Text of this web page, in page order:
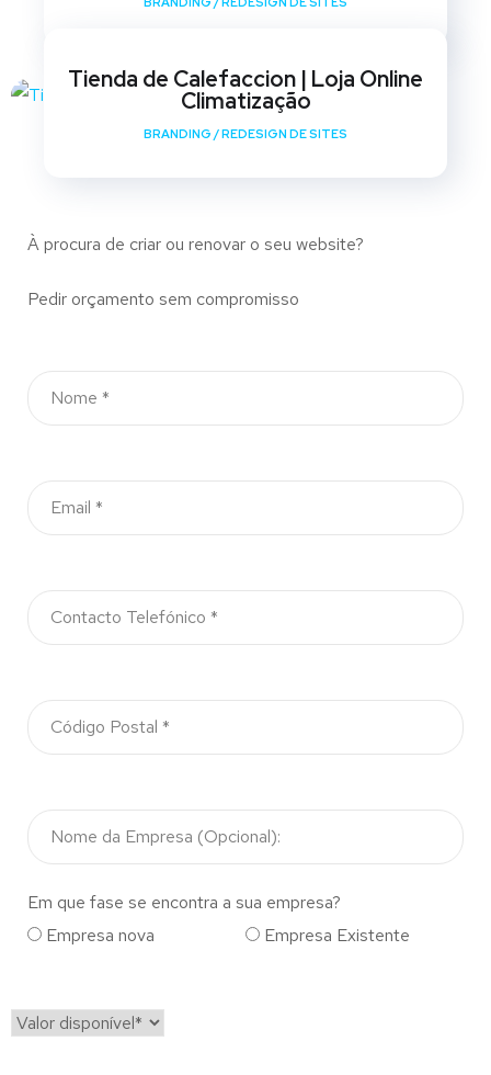
Tienda de Calefaccion | Loja Online
Climatização
BRANDING /REDESIGN DE SITES
À procura de criar ou renovar o seu website?
Pedir orçamento sem compromisso
Em que fase se encontra a sua empresa?
Empresa nova
Empresa Existente